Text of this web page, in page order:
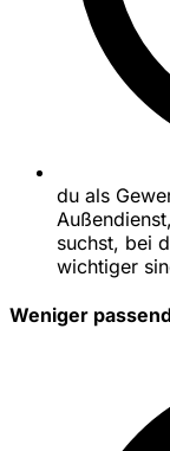
du als
suchst, bei
wichtiger
Weniger